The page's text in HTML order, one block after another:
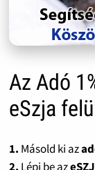
Az Adó
eSzja
1. Másold ki az
2. Lépj be az